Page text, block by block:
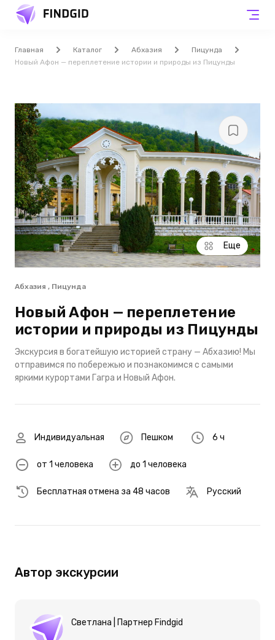
Главная Каталог Абхазия
Пицунда
Новый Афон — переплетение истории и природы из Пицунды
Еще
Абхазия , Пицунда
Новый Афон — переплетение
истории и природы из Пицунды
Экскурсия в богатейшую историей страну — Абхазию! Мы
отправимся по побережью и познакомимся с самыми
яркими курортами Гагра и Новый Афон.
Индивидуальная Пешком 6 ч
от 1 человека до 1 человека
Бесплатная отмена за 48 часов Русский
Автор экскурсии
Светлана | Партнер Findgid